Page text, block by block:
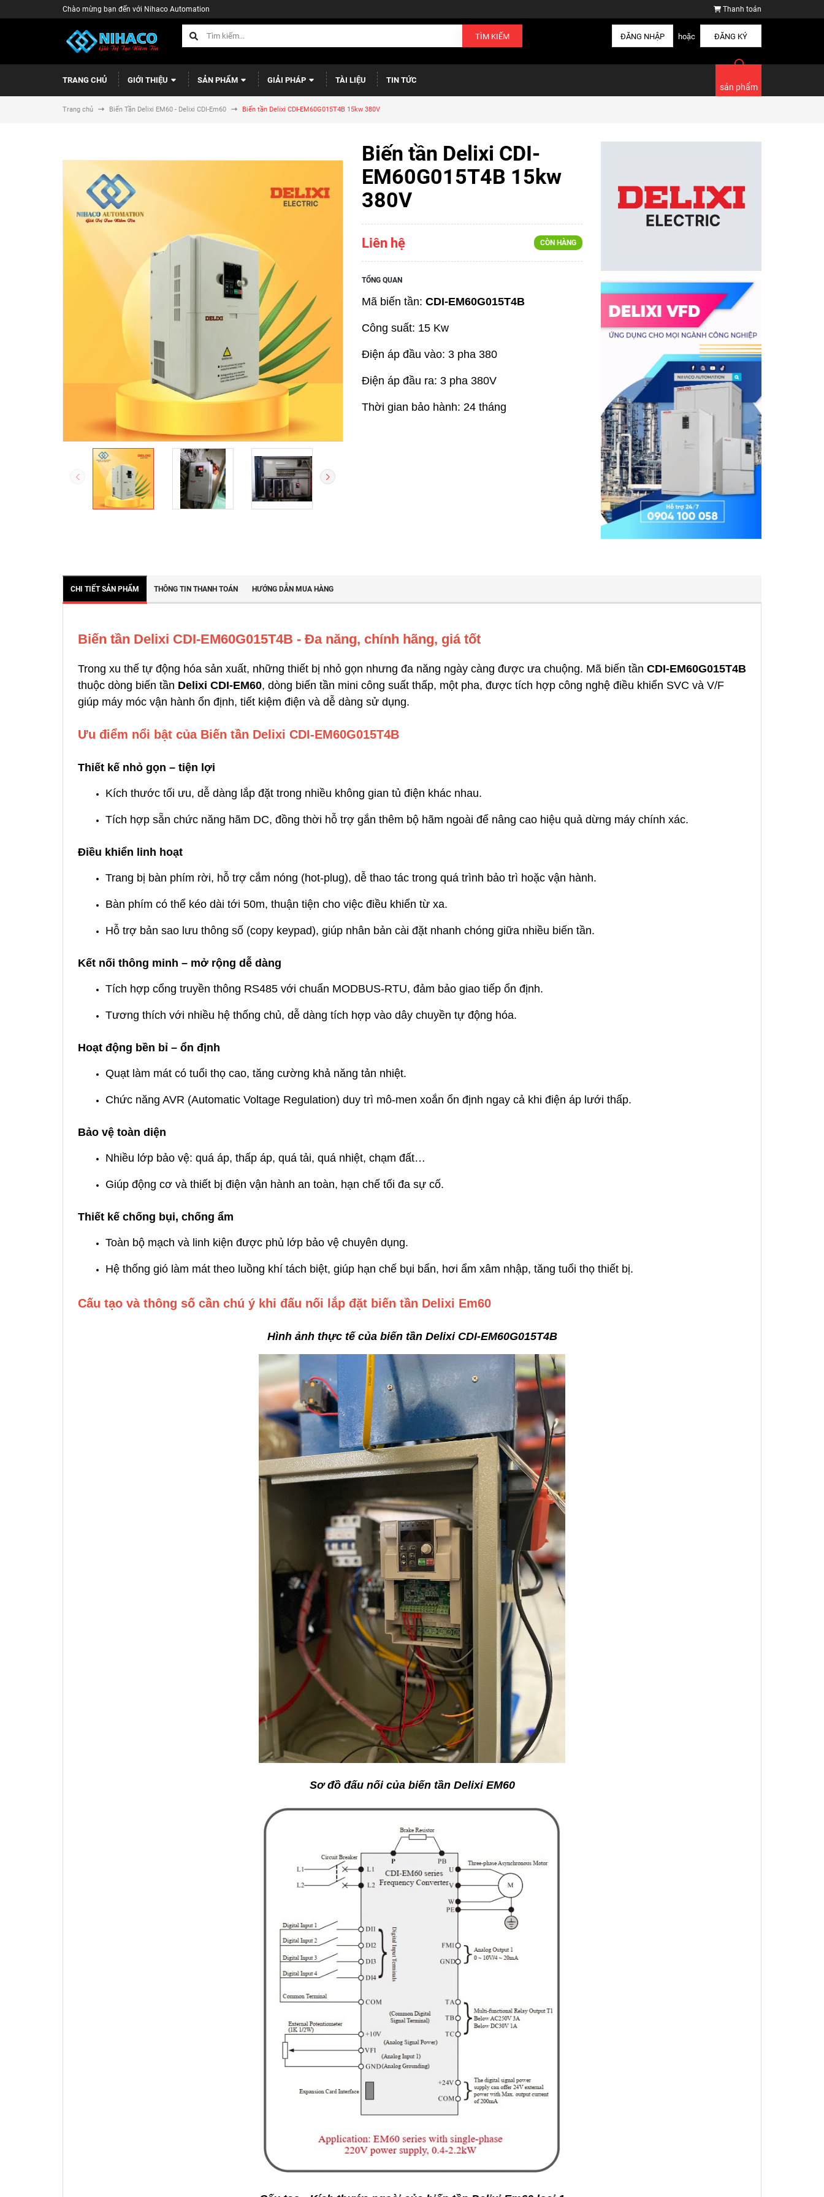
Chào mừng bạn đến với Nihaco Automation Thanh toán
TÌM KIẾM ĐĂNG NHẬP hoặc ĐĂNG KÝ
TRANG CHỦ GIỚI THIỆU SẢN PHẨM GIẢI PHÁP TÀI LIỆU TIN TỨC
sản phẩm
Trang chủ Biến Tần Delixi EM60 - Delixi CDI-Em60 Biến tần Delixi CDI-EM60G015T4B 15kw 380V
Biến tần Delixi CDI-
EM60G015T4B 15kw
380V
Liên hệ CÒN HÀNG
TỔNG QUAN
Mã biến tần: CDI-EM60G015T4B
Công suất: 15 Kw
Điện áp đầu vào: 3 pha 380
Điện áp đầu ra: 3 pha 380V
Thời gian bảo hành: 24 tháng
CHI TIẾT SẢN PHẨM THÔNG TIN THANH TOÁN HƯỚNG DẪN MUA HÀNG
Biến tần Delixi CDI-EM60G015T4B - Đa năng, chính hãng, giá tốt
Trong xu thế tự động hóa sản xuất, những thiết bị nhỏ gọn nhưng đa năng ngày càng được ưa chuộng. Mã biến tần CDI-EM60G015T4B
thuộc dòng biến tần Delixi CDI-EM60, dòng biến tần mini công suất thấp, một pha, được tích hợp công nghệ điều khiển SVC và V/F
giúp máy móc vận hành ổn định, tiết kiệm điện và dễ dàng sử dụng.
Ưu điểm nổi bật của Biến tần Delixi CDI-EM60G015T4B
Thiết kế nhỏ gọn – tiện lợi
Kích thước tối ưu, dễ dàng lắp đặt trong nhiều không gian tủ điện khác nhau.
Tích hợp sẵn chức năng hãm DC, đồng thời hỗ trợ gắn thêm bộ hãm ngoài để nâng cao hiệu quả dừng máy chính xác.
Điều khiển linh hoạt
Trang bị bàn phím rời, hỗ trợ cắm nóng (hot-plug), dễ thao tác trong quá trình bảo trì hoặc vận hành.
Bàn phím có thể kéo dài tới 50m, thuận tiện cho việc điều khiển từ xa.
Hỗ trợ bản sao lưu thông số (copy keypad), giúp nhân bản cài đặt nhanh chóng giữa nhiều biến tần.
Kết nối thông minh – mở rộng dễ dàng
Tích hợp cổng truyền thông RS485 với chuẩn MODBUS-RTU, đảm bảo giao tiếp ổn định.
Tương thích với nhiều hệ thống chủ, dễ dàng tích hợp vào dây chuyền tự động hóa.
Hoạt động bền bỉ – ổn định
Quạt làm mát có tuổi thọ cao, tăng cường khả năng tản nhiệt.
Chức năng AVR (Automatic Voltage Regulation) duy trì mô-men xoắn ổn định ngay cả khi điện áp lưới thấp.
Bảo vệ toàn diện
Nhiều lớp bảo vệ: quá áp, thấp áp, quá tải, quá nhiệt, chạm đất…
Giúp động cơ và thiết bị điện vận hành an toàn, hạn chế tối đa sự cố.
Thiết kế chống bụi, chống ẩm
Toàn bộ mạch và linh kiện được phủ lớp bảo vệ chuyên dụng.
Hệ thống gió làm mát theo luồng khí tách biệt, giúp hạn chế bụi bẩn, hơi ẩm xâm nhập, tăng tuổi thọ thiết bị.
Cấu tạo và thông số cần chú ý khi đấu nối lắp đặt biến tần Delixi Em60
Hình ảnh thực tế của biến tần Delixi CDI-EM60G015T4B
Sơ đồ đấu nối của biến tần Delixi EM60